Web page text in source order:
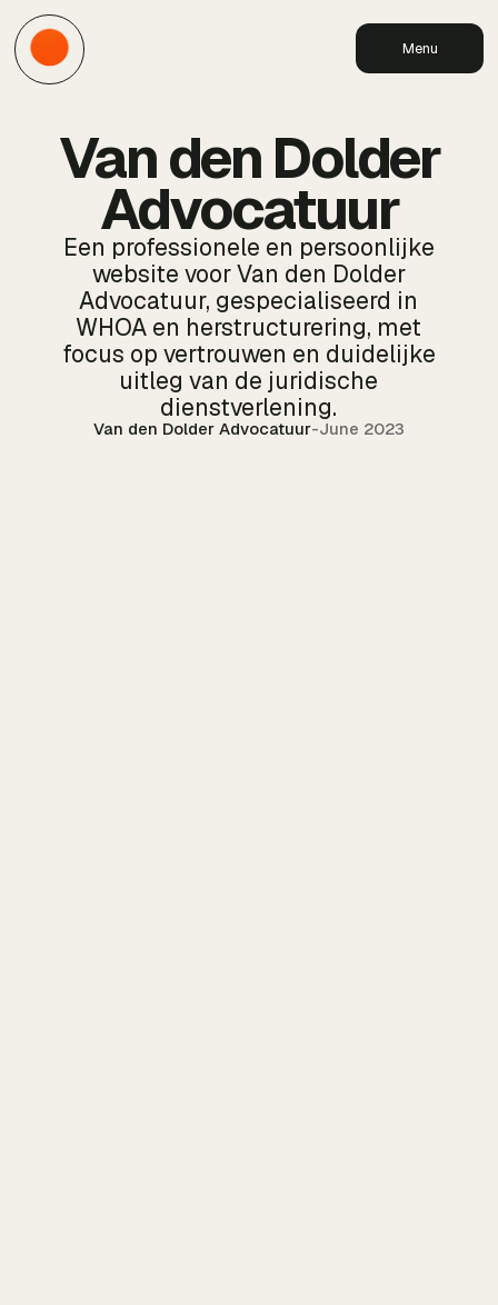
Menu
Van den Dolder
Advocatuur
Een professionele en persoonlijke
website voor Van den Dolder
Advocatuur, gespecialiseerd in
WHOA en herstructurering, met
focus op vertrouwen en duidelijke
uitleg van de juridische
dienstverlening.
Van den Dolder Advocatuur-June 2023